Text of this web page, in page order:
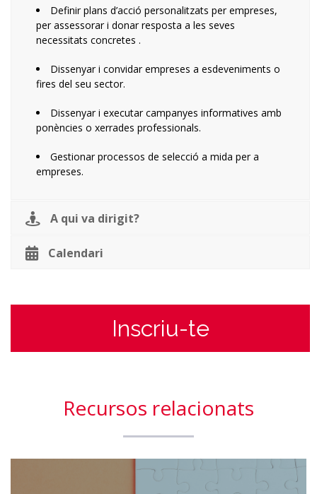
Definir plans d’acció personalitzats per empreses,
per assessorar i donar resposta a les seves
necessitats concretes .
Dissenyar i convidar empreses a esdeveniments o
fires del seu sector.
Dissenyar i executar campanyes informatives amb
ponències o xerrades professionals.
Gestionar processos de selecció a mida per a
empreses.
A qui va dirigit?
Calendari
Inscriu-te
Recursos relacionats